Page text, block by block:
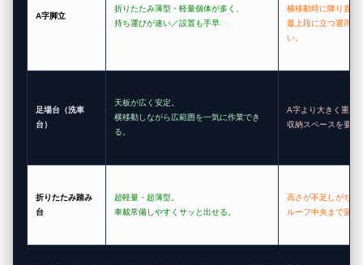
A字脚立
折りたたみ薄型・軽量個体が多く、
持ち運びが速い／設置も手早い。
横移動時に降り直す
最上段に立つ運用は
い。
足場台（洗車
台）
天板が広く安定。
横移動しながら広範囲を一気に作業でき
る。
A字より大きく重い
収納スペースを要す
折りたたみ踏み
台
超軽量・超薄型。
車載常備しやすくサッと出せる。
高さが不足しがちで
ルーフ中央まで届か